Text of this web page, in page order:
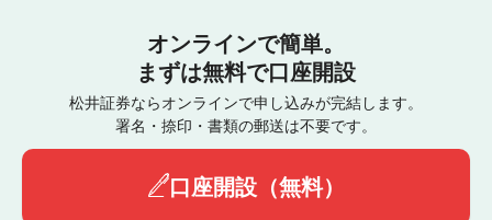
オンラインで簡単。
まずは無料で口座開設
松井証券ならオンラインで申し込みが完結します。
署名・捺印・書類の郵送は不要です。
口座開設（無料）